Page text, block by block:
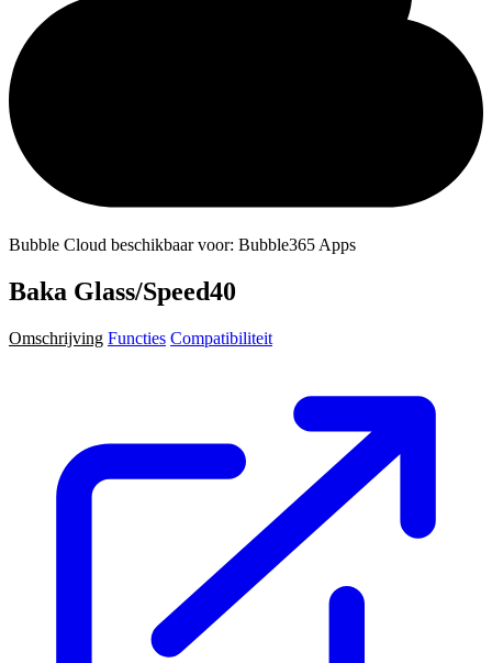
Bubble Cloud beschikbaar voor: Bubble365 Apps
Baka Glass/Speed40
Omschrijving Functies Compatibiliteit